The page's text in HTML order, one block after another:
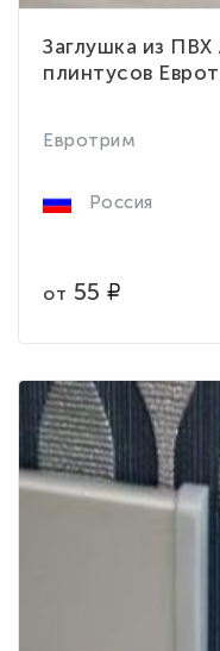
Заглушка из
плинтусов
Евротрим
Россия
от 55